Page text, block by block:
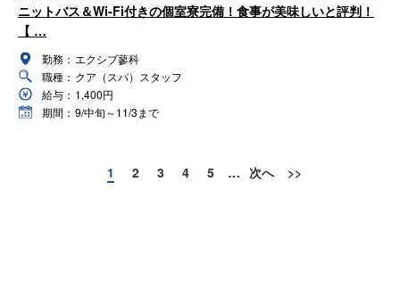
ニットバス＆Wi-Fi付きの個室寮完備！食事が美味しいと評判！
【 …
勤務： エクシブ蓼科
職種： クア（スパ）スタッフ
給与： 1,400円
期間： 9/中旬～11/3まで
1 2 3 4 5 … 次へ >>